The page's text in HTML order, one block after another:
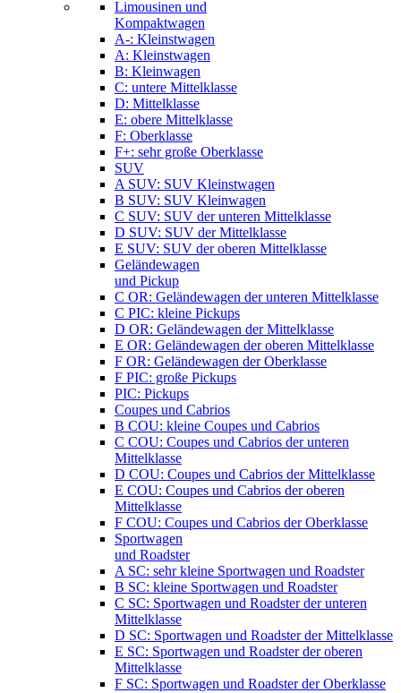
Limousinen und
Kompaktwagen
A-: Kleinstwagen
A: Kleinstwagen
B: Kleinwagen
C: untere Mittelklasse
D: Mittelklasse
E: obere Mittelklasse
F: Oberklasse
F+: sehr große Oberklasse
SUV
A SUV: SUV Kleinstwagen
B SUV: SUV Kleinwagen
C SUV: SUV der unteren Mittelklasse
D SUV: SUV der Mittelklasse
E SUV: SUV der oberen Mittelklasse
Geländewagen
und Pickup
C OR: Geländewagen der unteren Mittelklasse
C PIC: kleine Pickups
D OR: Geländewagen der Mittelklasse
E OR: Geländewagen der oberen Mittelklasse
F OR: Geländewagen der Oberklasse
F PIC: große Pickups
PIC: Pickups
Coupes und Cabrios
B COU: kleine Coupes und Cabrios
C COU: Coupes und Cabrios der unteren
Mittelklasse
D COU: Coupes und Cabrios der Mittelklasse
E COU: Coupes und Cabrios der oberen
Mittelklasse
F COU: Coupes und Cabrios der Oberklasse
Sportwagen
und Roadster
A SC: sehr kleine Sportwagen und Roadster
B SC: kleine Sportwagen und Roadster
C SC: Sportwagen und Roadster der unteren
Mittelklasse
D SC: Sportwagen und Roadster der Mittelklasse
E SC: Sportwagen und Roadster der oberen
Mittelklasse
F SC: Sportwagen und Roadster der Oberklasse